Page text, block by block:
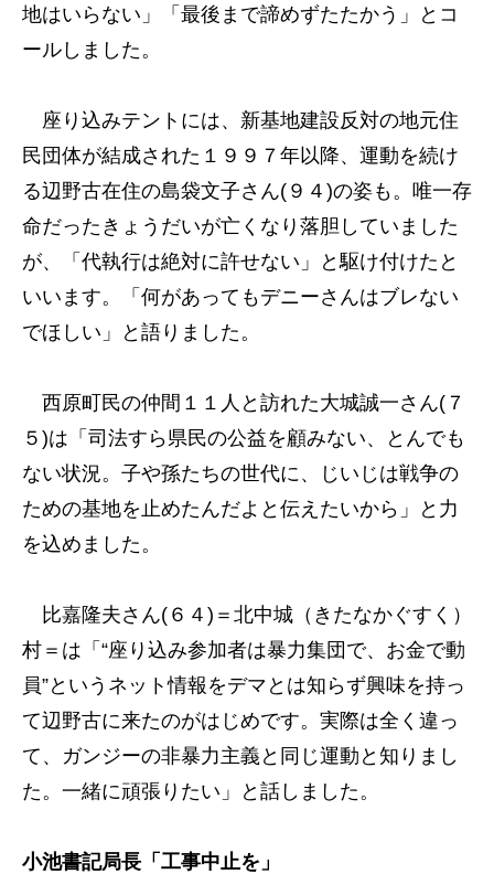
地はいらない」「最後まで諦めずたたかう」とコ
ールしました。
座り込みテントには、新基地建設反対の地元住
民団体が結成された１９９７年以降、運動を続け
る辺野古在住の島袋文子さん(９４)の姿も。唯一存
命だったきょうだいが亡くなり落胆していました
が、「代執行は絶対に許せない」と駆け付けたと
いいます。「何があってもデニーさんはブレない
でほしい」と語りました。
西原町民の仲間１１人と訪れた大城誠一さん(７
５)は「司法すら県民の公益を顧みない、とんでも
ない状況。子や孫たちの世代に、じいじは戦争の
ための基地を止めたんだよと伝えたいから」と力
を込めました。
比嘉隆夫さん(６４)＝北中城（きたなかぐすく）
村＝は「“座り込み参加者は暴力集団で、お金で動
員”というネット情報をデマとは知らず興味を持っ
て辺野古に来たのがはじめです。実際は全く違っ
て、ガンジーの非暴力主義と同じ運動と知りまし
た。一緒に頑張りたい」と話しました。
小池書記局長「工事中止を」